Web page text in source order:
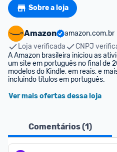
Sobre a loja
Amazon
amazon.com.br
Loja verificada
CNPJ
A Amazon brasileira iniciou as
um site em português no final de
modelos do Kindle, em reais, e
incluindo títulos em português.
Ver mais ofertas dessa loja
Comentários (1)